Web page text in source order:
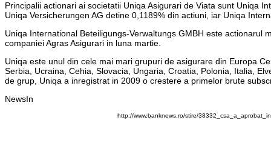
Principalii actionari ai societatii Uniqa Asigurari de Viata sunt Uniqa
Uniqa Versicherungen AG detine 0,1189% din actiuni, iar Uniqa
Uniqa International Beteiligungs-Verwaltungs GMBH este
companiei Agras Asigurari in luna martie.
Uniqa este unul din cele mai mari grupuri de asigurare din Europa
Serbia, Ucraina, Cehia, Slovacia, Ungaria, Croatia, Polonia, Italia,
de grup, Uniqa a inregistrat in 2009 o crestere a primelor brute
NewsIn
http://www.banknews.ro/stire/